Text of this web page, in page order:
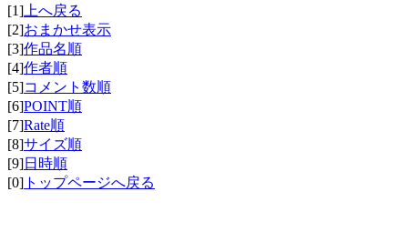
[1] 上へ戻る
[2]おまかせ表示
[3]作品名順
[4]作者順
[5]コメント数順
[6]POINT順
[7]Rate順
[8]サイズ順
[9]日時順
[0] トップページへ戻る